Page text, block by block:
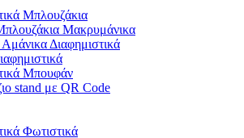
Μπλουζάκια
Μακρυμάνικα
Διαφημιστικά
Μπουφάν
stand με QR Code
Φωτιστικά